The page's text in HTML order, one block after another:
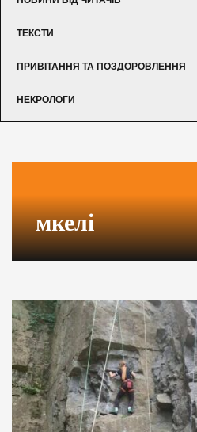
ТЕКСТИ
ПРИВІТАННЯ ТА ПОЗДОРОВЛЕННЯ
НЕКРОЛОГИ
мкелі